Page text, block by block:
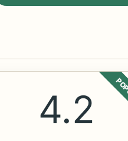
4.2